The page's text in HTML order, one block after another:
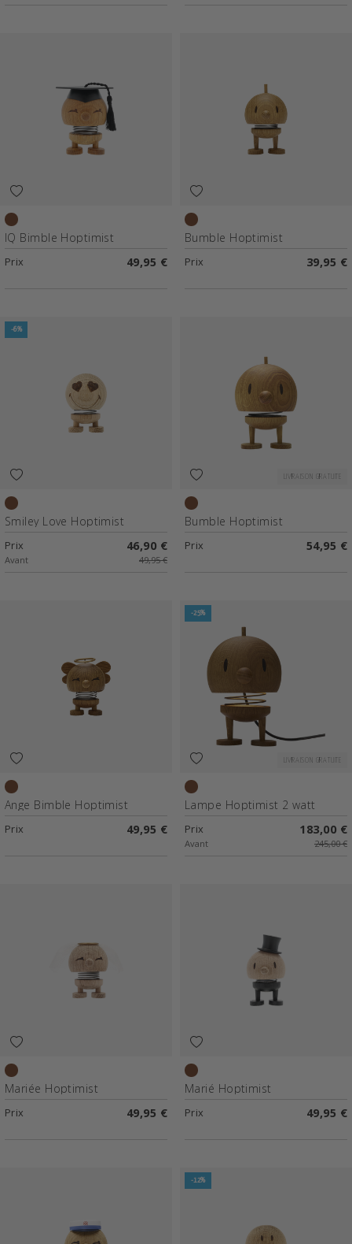
Chêne
IQ Bimble Hoptimist
Prix 49,95 €
Chêne
Bumble Hoptimist
Prix 39,95 €
-6%
Chêne brut
Smiley Love Hoptimist
Prix 46,90 €
Avant 49,95 €
LIVRAISON GRATUITE
Chêne
Bumble Hoptimist
Prix 54,95 €
Chêne
Ange Bimble Hoptimist
Prix 49,95 €
-25%
LIVRAISON GRATUITE
Chêne
Lampe Hoptimist 2 watt
Prix 183,00 €
Avant 245,00 €
Chêne brut
Mariée Hoptimist
Prix 49,95 €
Chêne brut
Marié Hoptimist
Prix 49,95 €
-12%